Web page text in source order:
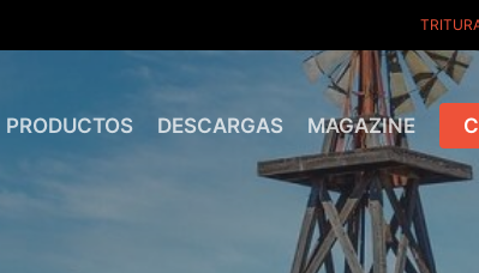
PRODUCTOS DESCARGAS MAGAZINE